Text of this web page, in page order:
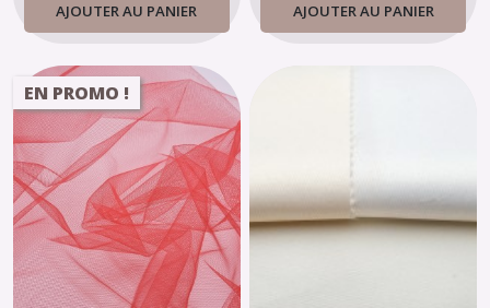
AJOUTER AU PANIER AJOUTER AU PANIER
EN PROMO !